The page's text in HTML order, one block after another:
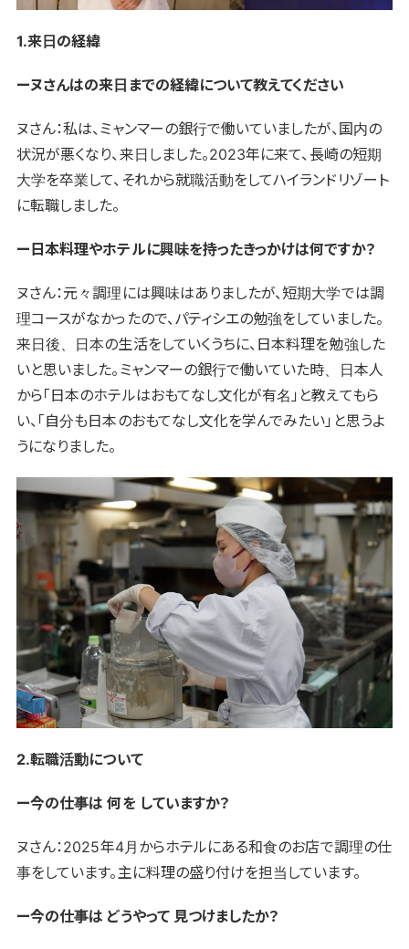
1.来日の経緯
ーヌさんはの来日までの経緯について教えてください
ヌさん：私は、ミャンマーの銀行で働いていましたが、国内の
状況が悪くなり、来日しました。2023年に来て、長崎の短期
大学を卒業して、それから就職活動をしてハイランドリゾート
に転職しました。
ー日本料理やホテルに興味を持ったきっかけは何ですか？
ヌさん：元々調理には興味はありましたが、短期大学では調
理コースがなかったので、パティシエの勉強をしていました。
来日後、日本の生活をしていくうちに、日本料理を勉強した
いと思いました。ミャンマーの銀行で働いていた時、日本人
から「日本のホテルはおもてなし文化が有名」と教えてもら
い、「自分も日本のおもてなし文化を学んでみたい」と思うよ
うになりました。
2.転職活動について
ー今の仕事は 何を していますか？
ヌさん：2025年4月からホテルにある和食のお店で調理の仕
事をしています。主に料理の盛り付けを担当しています。
ー今の仕事は どうやって 見つけましたか？